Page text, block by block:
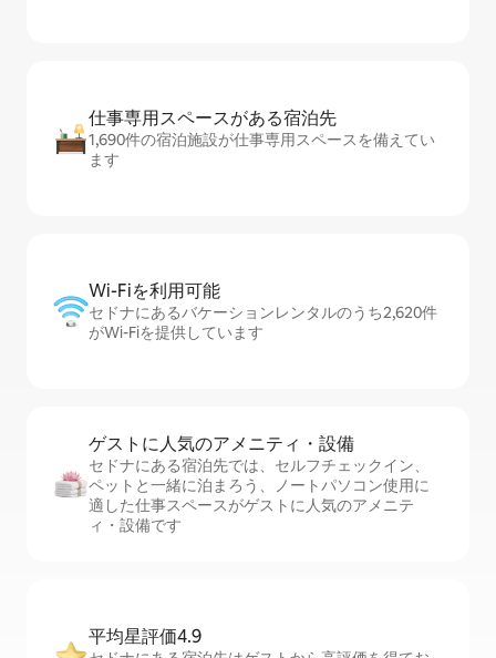
仕事専用ス⁠ペ⁠ー⁠スがあ⁠る宿⁠泊⁠先
1,690件の宿泊施設が仕事専用スペースを備えてい
ます
Wi-Fiを利⁠用⁠可⁠能
セドナにあるバケーションレンタルのうち2,620件
がWi-Fiを提供しています
ゲストに人⁠気⁠のア⁠メ⁠ニ⁠テ⁠ィ・設⁠備
セドナにある宿泊先では、セ⁠ル⁠フチ⁠ェ⁠ッ⁠ク⁠イ⁠ン、
ペットと一緒に泊まろう、ノートパソコン使用に
適した仕事スペースがゲストに人気のアメニテ
ィ・設備です
平均星評価4.9